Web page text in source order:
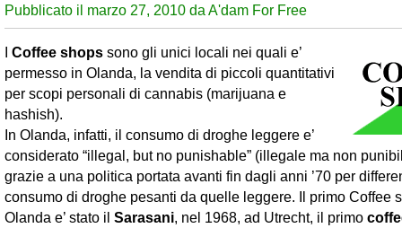
Pubblicato il marzo 27, 2010 da A'dam For Free
I Coffee shops sono gli unici locali nei quali e’
permesso in Olanda, la vendita di piccoli quantitativi
per scopi personali di cannabis (marijuana e
hashish).
In Olanda, infatti, il consumo di droghe leggere e’
considerato “illegal, but no punishable” (illegale ma non
grazie a una politica portata avanti fin dagli anni ’70 per
consumo di droghe pesanti da quelle leggere. Il primo Coffee
Olanda e’ stato il Sarasani , nel 1968, ad Utrecht, il primo